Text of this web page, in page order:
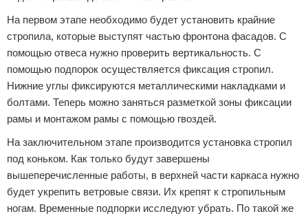
На первом этапе необходимо будет установить крайние
стропила, которые выступят частью фронтона фасадов. С
помощью отвеса нужно проверить вертикальность. С
помощью подпорок осуществляется фиксация стропил.
Нижние углы фиксируются металлическими накладками и
болтами. Теперь можно заняться разметкой зоны фиксации
рамы и монтажом рамы с помощью гвоздей.
На заключительном этапе производится установка стропил
под коньком. Как только будут завершены
вышеперечисленные работы, в верхней части каркаса нужно
будет укрепить ветровые связи. Их крепят к стропильным
ногам. Временные подпорки исследуют убрать. По такой же